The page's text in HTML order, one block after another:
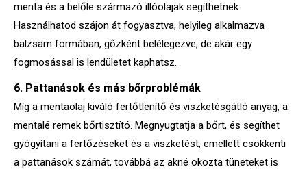
menta és a belőle származó illóolajak segíthetnek.
Használhatod szájon át fogyasztva, helyileg alkalmazva
balzsam formában, gőzként belélegezve, de akár egy
fogmosással is lendületet kaphatsz.
6. Pattanások és más bőrproblémák
Míg a mentaolaj kiváló fertőtlenítő és viszketésgátló anyag, a
mentalé remek bőrtisztító. Megnyugtatja a bőrt, és segíthet
gyógyítani a fertőzéseket és a viszketést, emellett csökkenti
a pattanások számát, továbbá az akné okozta tüneteket is